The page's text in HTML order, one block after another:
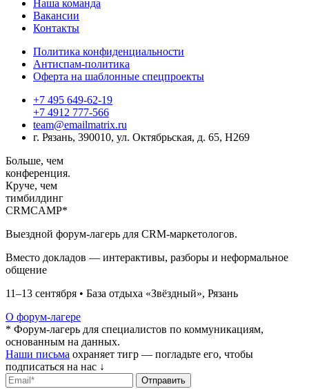
Наша команда
Вакансии
Контакты
Политика конфиденциальности
Антиспам-политика
Оферта на шаблонные спецпроекты
+7 495 649-62-19
+7 4912 777-566
team@emailmatrix.ru
г. Рязань, 390010, ул. Октябрьская, д. 65, H269
Больше, чем
конференция.
Круче, чем
тимбилдинг
CRMCAMP*
Выездной форум-лагерь для CRM-маркетологов.
Вместо докладов — интерактивы, разборы и неформальное
общение
11–13 сентября • База отдыха «Звёздный», Рязань
О форум-лагере
* Форум-лагерь для специалистов по коммуникациям,
основанным на данных.
Наши письма охраняет тигр — погладьте его, чтобы
подписаться на нас ↓
Отправить